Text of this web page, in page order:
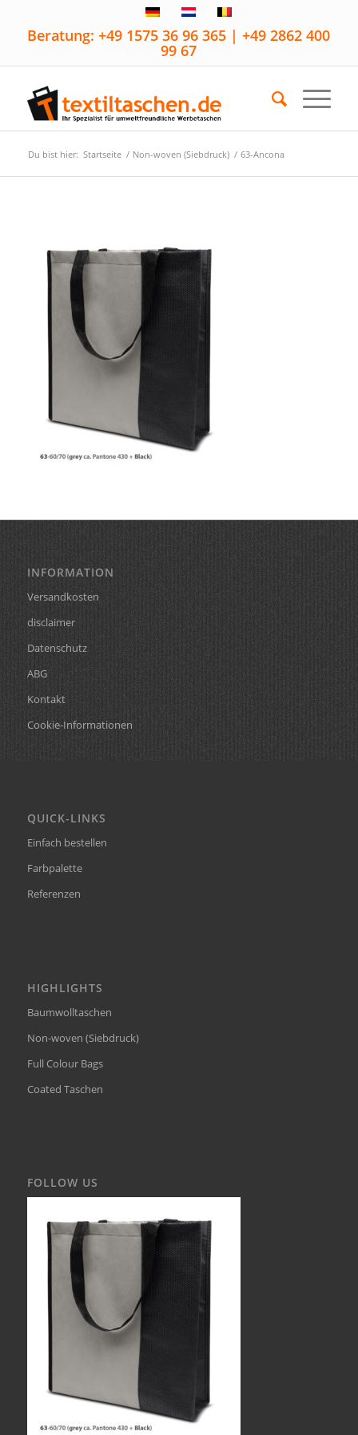
Beratung: +49 1575 36 96 365 | +49 2862 400
99 67
Du bist hier: Startseite / Non-woven (Siebdruck) / 63-Ancona
INFORMATION
Versandkosten
disclaimer
Datenschutz
ABG
Kontakt
Cookie-Informationen
QUICK-LINKS
Einfach bestellen
Farbpalette
Referenzen
HIGHLIGHTS
Baumwolltaschen
Non-woven (Siebdruck)
Full Colour Bags
Coated Taschen
FOLLOW US